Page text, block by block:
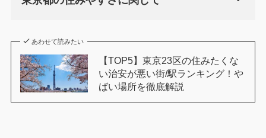
あわせて読みたい
【TOP5】東京23区の住みたくな
い治安が悪い街/駅ランキング！や
ばい場所を徹底解説